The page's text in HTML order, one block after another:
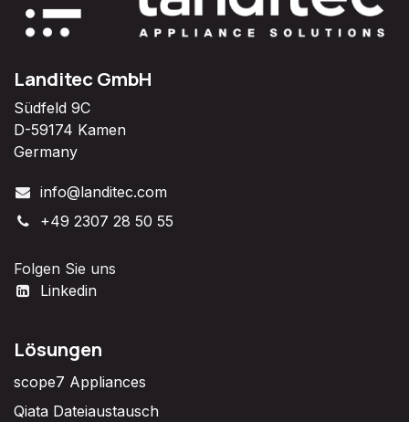
Landitec GmbH
Südfeld 9C
D-59174 Kamen
Germany
info@landitec.com
+49 2307 28 50 55
Folgen Sie uns
Linkedin
Lösungen
scope7 Appliances
Qiata Dateiaustausch